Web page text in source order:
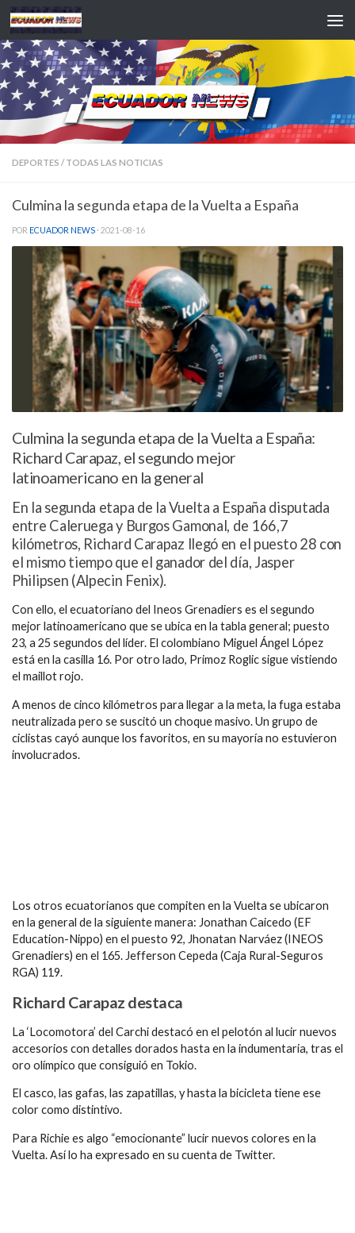
Saltar al contenido
DEPORTES / TODAS LAS NOTICIAS
Culmina la segunda etapa de la Vuelta a España
POR ECUADOR NEWS · 2021-08-16
Culmina la segunda etapa de la Vuelta a España:
Richard Carapaz, el segundo mejor
latinoamericano en la general
En la segunda etapa de la Vuelta a España disputada
entre Caleruega y Burgos Gamonal, de 166,7
kilómetros, Richard Carapaz llegó en el puesto 28 con
el mismo tiempo que el ganador del día, Jasper
Philipsen (Alpecin Fenix).
Con ello, el ecuatoriano del Ineos Grenadiers es el segundo
mejor latinoamericano que se ubica en la tabla general; puesto
23, a 25 segundos del líder. El colombiano Miguel Ángel López
está en la casilla 16. Por otro lado, Primoz Roglic sigue vistiendo
el maillot rojo.
A menos de cinco kilómetros para llegar a la meta, la fuga estaba
neutralizada pero se suscitó un choque masivo. Un grupo de
ciclistas cayó aunque los favoritos, en su mayoría no estuvieron
involucrados.
Los otros ecuatorianos que compiten en la Vuelta se ubicaron
en la general de la siguiente manera: Jonathan Caicedo (EF
Education-Nippo) en el puesto 92, Jhonatan Narváez (INEOS
Grenadiers) en el 165. Jefferson Cepeda (Caja Rural-Seguros
RGA) 119.
Richard Carapaz destaca
La ‘Locomotora’ del Carchi destacó en el pelotón al lucir nuevos
accesorios con detalles dorados hasta en la indumentaria, tras el
oro olímpico que consiguió en Tokio.
El casco, las gafas, las zapatillas, y hasta la bicicleta tiene ese
color como distintivo.
Para Richie es algo “emocionante” lucir nuevos colores en la
Vuelta. Así lo ha expresado en su cuenta de Twitter.